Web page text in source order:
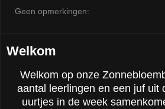
Geen opmerkingen:
Welkom
Welkom op onze
aantal leerlingen en een juf uit
uurtjes in de week